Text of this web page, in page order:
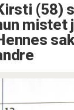
(58)
mistet